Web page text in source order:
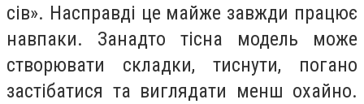
сів». Насправді це майже завжди працює
навпаки. Занадто тісна модель може
створювати складки, тиснути, погано
застібатися та виглядати менш охайно.